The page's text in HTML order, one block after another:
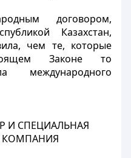
договором,
Казахстан,
чем те, которые
Законе то
международного
И СПЕЦИАЛЬНАЯ